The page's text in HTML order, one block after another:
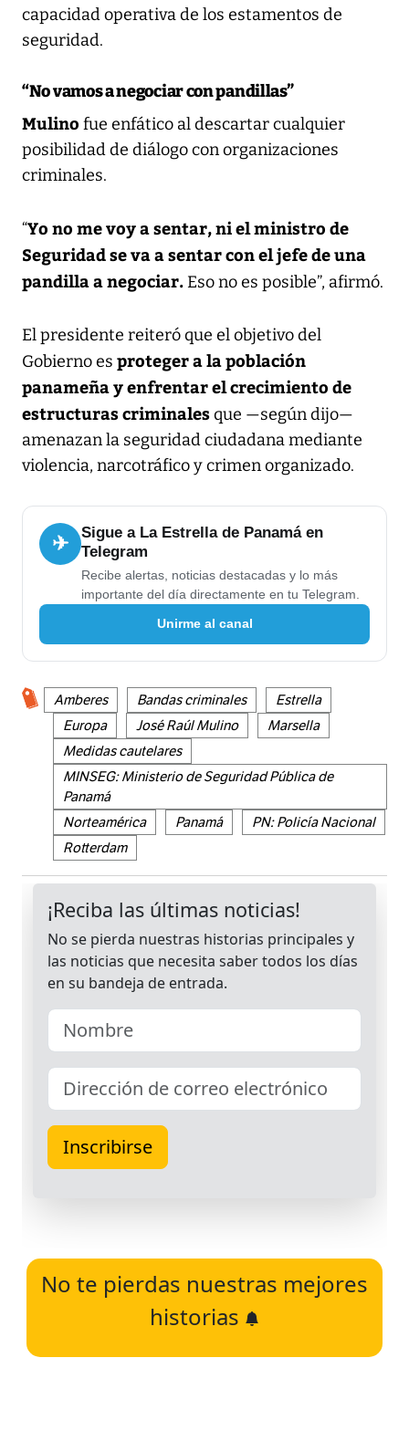
capacidad operativa de los estamentos de
seguridad.
“No vamos a negociar con pandillas”
Mulino fue enfático al descartar cualquier
posibilidad de diálogo con organizaciones
criminales.
“Yo no me voy a sentar, ni el ministro de
Seguridad se va a sentar con el jefe de una
pandilla a negociar.Eso no es posible”, afirmó.
El presidente reiteró que el objetivo del
Gobierno es proteger a la población
panameña y enfrentar el crecimiento de
estructuras criminalesque —según dijo—
amenazan la seguridad ciudadana mediante
violencia, narcotráfico y crimen organizado.
✈
Sigue a La Estrella de Panamá en
Telegram
Recibe alertas, noticias destacadas y lo más
importante del día directamente en tu Telegram.
Unirme al canal
Amberes Bandas criminales
Estrella
Europa
José Raúl Mulino
Marsella
Medidas cautelares
MINSEG: Ministerio de Seguridad Pública de
Panamá
Norteamérica
Panamá
PN: Policía Nacional
Rotterdam
No te pierdas nuestras mejores
historias